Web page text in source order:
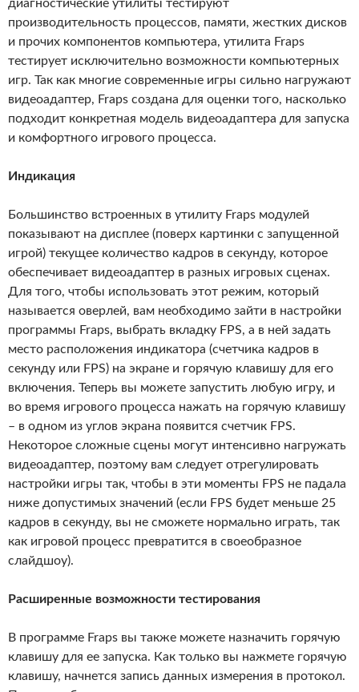
диагностические утилиты тестируют
производительность процессов, памяти, жестких дисков
и прочих компонентов компьютера, утилита Fraps
тестирует исключительно возможности компьютерных
игр. Так как многие современные игры сильно нагружают
видеоадаптер, Fraps создана для оценки того, насколько
подходит конкретная модель видеоадаптера для запуска
и комфортного игрового процесса.
Индикация
Большинство встроенных в утилиту Fraps модулей
показывают на дисплее (поверх картинки с запущенной
игрой) текущее количество кадров в секунду, которое
обеспечивает видеоадаптер в разных игровых сценах.
Для того, чтобы использовать этот режим, который
называется оверлей, вам необходимо зайти в настройки
программы Fraps, выбрать вкладку FPS, а в ней задать
место расположения индикатора (счетчика кадров в
секунду или FPS) на экране и горячую клавишу для его
включения. Теперь вы можете запустить любую игру, и
во время игрового процесса нажать на горячую клавишу
– в одном из углов экрана появится счетчик FPS.
Некоторое сложные сцены могут интенсивно нагружать
видеоадаптер, поэтому вам следует отрегулировать
настройки игры так, чтобы в эти моменты FPS не падала
ниже допустимых значений (если FPS будет меньше 25
кадров в секунду, вы не сможете нормально играть, так
как игровой процесс превратится в своеобразное
слайдшоу).
Расширенные возможности тестирования
В программе Fraps вы также можете назначить горячую
клавишу для ее запуска. Как только вы нажмете горячую
клавишу, начнется запись данных измерения в протокол.